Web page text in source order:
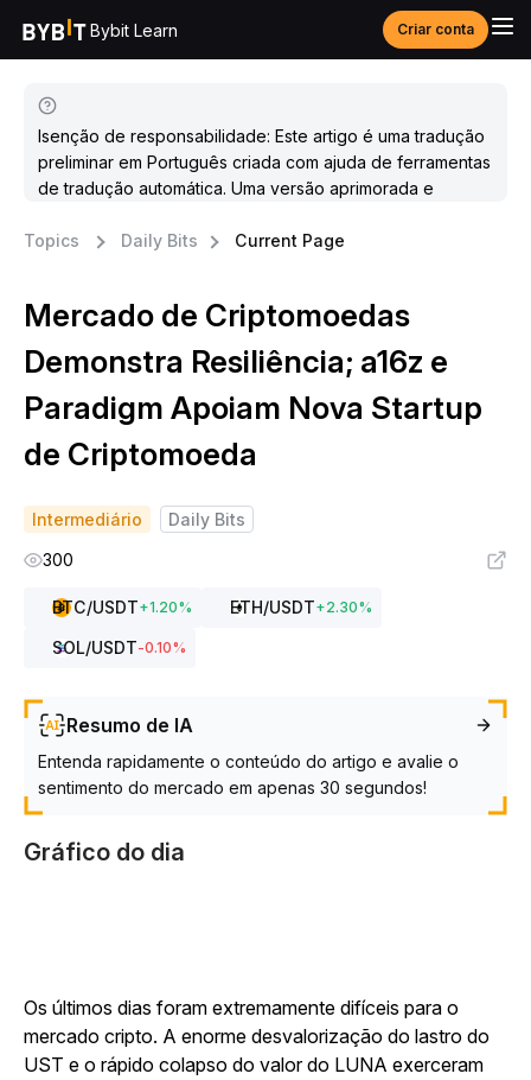
Bybit Learn Criar conta
Isenção de responsabilidade: Este artigo é uma tradução
preliminar em Português criada com ajuda de ferramentas
de tradução automática. Uma versão aprimorada e
Topics
Daily Bits Current Page
Mercado de Criptomoedas
Demonstra Resiliência; a16z e
Paradigm Apoiam Nova Startup
de Criptomoeda
Intermediário
Daily Bits
300
BTC/USDT+1.20% ETH/USDT+2.30%
SOL/USDT-0.10%
Resumo de IA
Entenda rapidamente o conteúdo do artigo e avalie o
sentimento do mercado em apenas 30 segundos!
Gráfico do dia
Os últimos dias foram extremamente difíceis para o
mercado cripto. A enorme desvalorização do lastro do
UST e o rápido colapso do valor do LUNA exerceram